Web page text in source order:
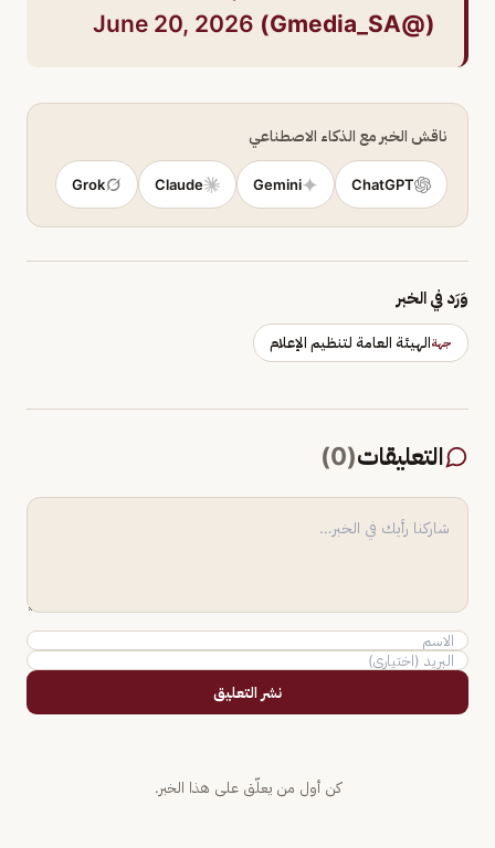
(@Gmedia_SA)
June 20, 2026
ناقش الخبر مع الذكاء الاصطناعي
ChatGPT
Gemini
Claude
Grok
وَرَد في الخبر
جهةالهيئة العامة لتنظيم الإعلام
التعليقات(
0
)
نشر التعليق
كن أول من يعلّق على هذا الخبر.